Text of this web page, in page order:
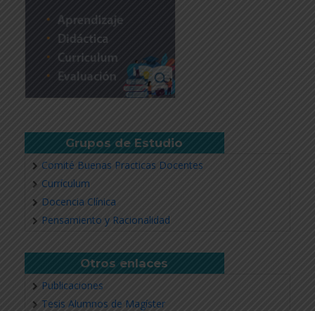
Grupos de Estudio
Comité Buenas Practicas Docentes
Currículum
Docencia Clínica
Pensamiento y Racionalidad
Otros enlaces
Publicaciones
Tesis Alumnos de Magíster
Revisar más información